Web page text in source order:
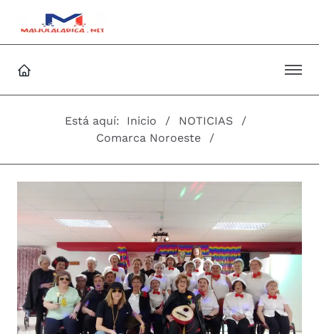
Está aquí: Inicio
NOTICIAS
Comarca Noroeste